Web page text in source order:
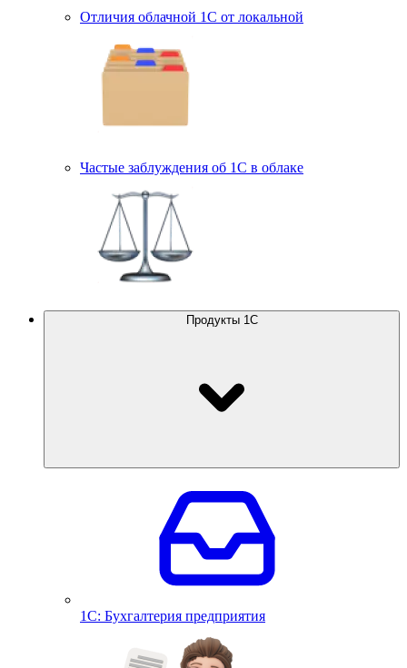
Отличия облачной 1С от локальной
Частые заблуждения об 1С в облаке
Продукты 1С
1С: Бухгалтерия предприятия